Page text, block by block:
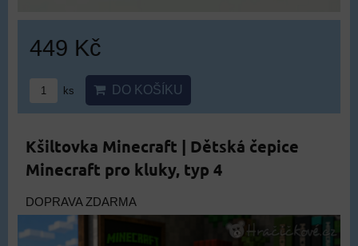
449 Kč
ks DO KOŠÍKU
Kšiltovka Minecraft | Dětská čepice
Minecraft pro kluky, typ 4
DOPRAVA ZDARMA